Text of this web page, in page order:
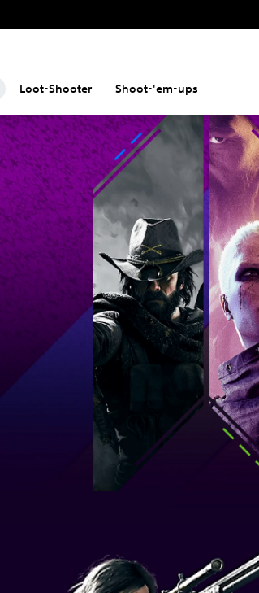
Loot-Shooter Shoot-'em-ups